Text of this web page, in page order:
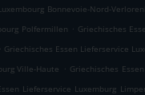
Bonnevoie-Nord-
Polfermillen . Griechisches
. Griechisches Essen Lieferservice
Ville-Haute . Griechisches
Lieferservice Luxemburg